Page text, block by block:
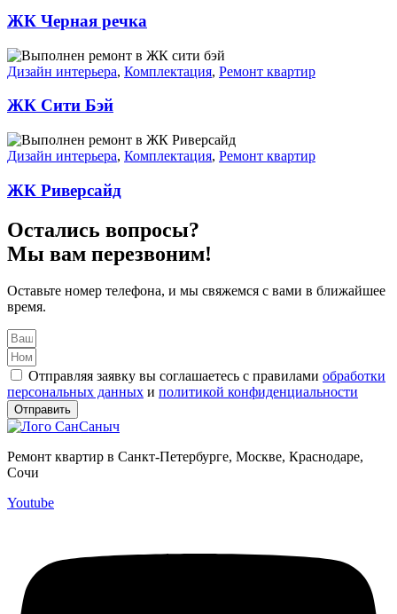
ЖК Черная речка
Дизайн интерьера, Комплектация, Ремонт квартир
ЖК Сити Бэй
Дизайн интерьера, Комплектация, Ремонт квартир
ЖК Риверсайд
Остались вопросы?
Мы вам перезвоним!
Оставьте номер телефона, и мы свяжемся с вами в ближайшее
время.
Отправляя заявку вы соглашаетесь с правилами обработки
персональных данных и политикой конфиденциальности
Отправить
Ремонт квартир в Санкт-Петербурге, Москве, Краснодаре,
Сочи
Youtube